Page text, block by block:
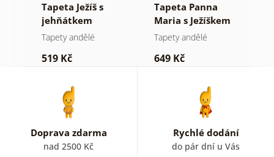
Tapeta Ježíš s
jehňátkem
Tapety andělé
519 Kč
Tapeta Panna
Maria s Ježíškem
Tapety andělé
649 Kč
Doprava zdarma
nad 2500 Kč
Rychlé dodání
do pár dní u Vás